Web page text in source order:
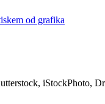
iStockPhoto,